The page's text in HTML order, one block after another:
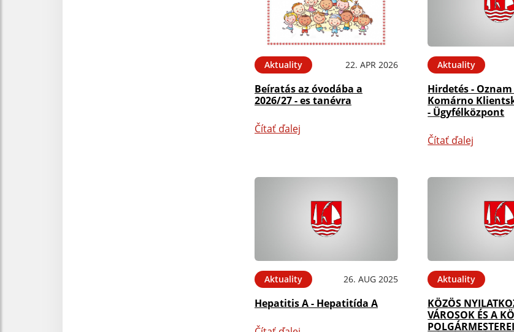
Aktuality 22. APR 2026
Beíratás az óvodába a
2026/27 - es tanévra
Čítať ďalej
Aktuality
Hirdetés - Oznam
Komárno
- Ügyfélközpont
Čítať ďalej
Aktuality 26. AUG 2025
Hepatitis A - Hepatitída A
Aktuality
KÖZÖS
VÁROSOK ÉS A